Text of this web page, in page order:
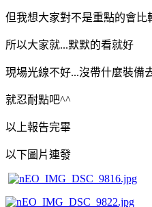
但我想大家對不是重點的會比
所以大家就...默默的看就好
現場光線不好...沒帶什麼裝備
就忍耐點吧^^
以上報告完畢
以下圖片連發